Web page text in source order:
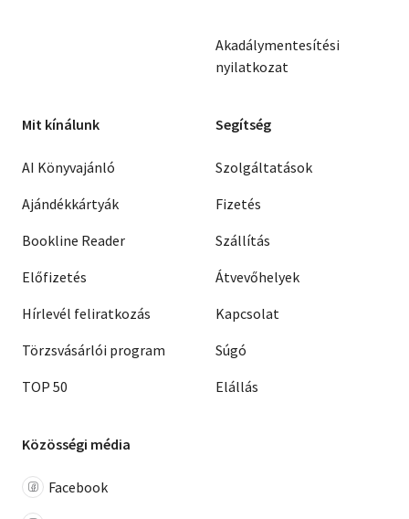
Akadálymentesítési
nyilatkozat
Mit kínálunk
AI Könyvajánló
Ajándékkártyák
Bookline Reader
Előfizetés
Hírlevél feliratkozás
Törzsvásárlói program
TOP 50
Segítség
Szolgáltatások
Fizetés
Szállítás
Átvevőhelyek
Kapcsolat
Súgó
Elállás
Közösségi média
Facebook